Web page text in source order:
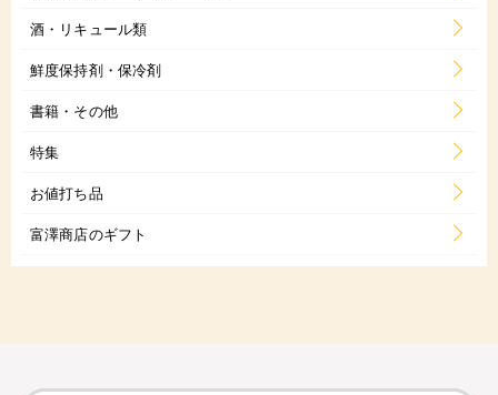
酒・リキュール類
鮮度保持剤・保冷剤
書籍・その他
特集
お値打ち品
富澤商店のギフト